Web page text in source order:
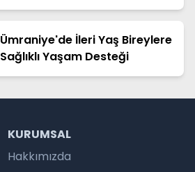
Ümraniye'de İleri Yaş Bireylere
Sağlıklı Yaşam Desteği
KURUMSAL
Hakkımızda